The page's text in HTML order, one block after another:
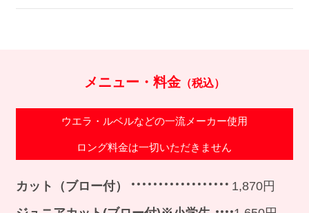
メニュー・料金（税込）
ウエラ・ルベルなどの一流メーカー使用
ロング料金は一切いただきません
カット（ブロー付）
1,870円